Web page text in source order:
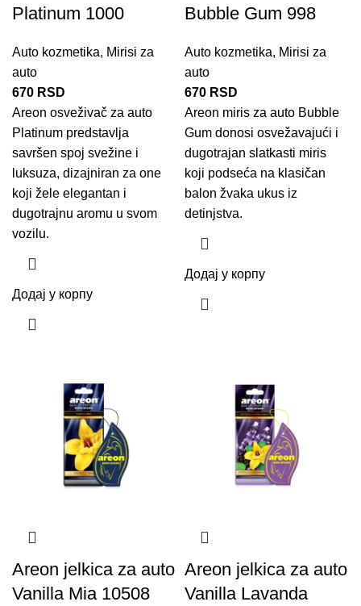
Platinum 1000
Auto kozmetika, Mirisi za
auto
670 RSD
Areon osveživač za auto
Platinum predstavlja
savršen spoj svežine i
luksuza, dizajniran za one
koji žele elegantan i
dugotrajnu aromu u svom
vozilu.
Додај у корпу
Bubble Gum 998
Auto kozmetika, Mirisi za
auto
670 RSD
Areon miris za auto Bubble
Gum donosi osvežavajući i
dugotrajan slatkasti miris
koji podseća na klasičan
balon žvaka ukus iz
detinjstva.
Додај у корпу
Areon jelkica za auto
Vanilla Mia 10508
Areon jelkica za auto
Vanilla Lavanda